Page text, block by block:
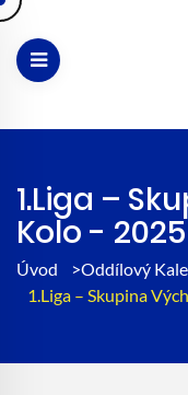
1.liga –
Kolo - 2025
Úvod >Oddílový
1.liga – Skupina